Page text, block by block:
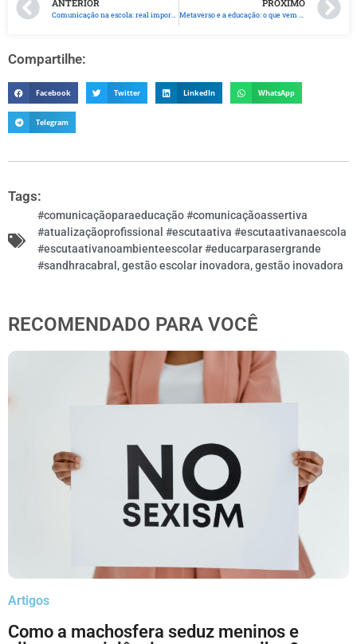
ANTERIOR
Comunicação na escola: real importância e como desenvolvê-la de maneira profissional
PRÓXIMO
Metaverso e a educação: o que vem pela frente?
Compartilhe:
Facebook Twitter LinkedIn WhatsApp
Telegram
Tags:
#comunicaçãoparaeducação #comunicaçãoassertiva
#atualizaçãoprofissional #escutaativa #escutaativanaescola
#escutaativanoambienteescolar #educarparasergrande
#sandhracabral ,gestão escolar inovadora,gestão inovadora
RECOMENDADO PARA VOCÊ
Artigos
Como a machosfera seduz meninos e